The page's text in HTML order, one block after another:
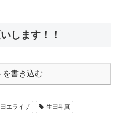
します！！
を書き込む
エライザ 生田斗真